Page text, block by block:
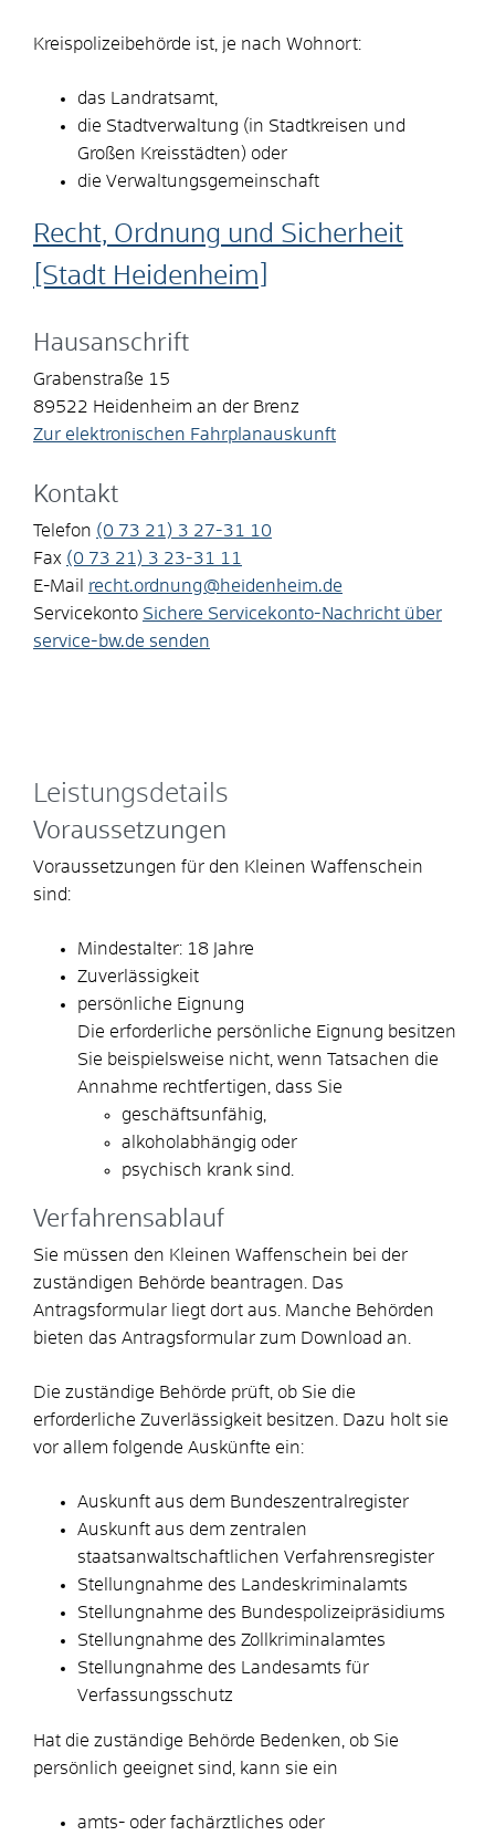
Kreispolizeibehörde ist, je nach Wohnort:
das Landratsamt,
die Stadtverwaltung (in Stadtkreisen und
Großen Kreisstädten) oder
die Verwaltungsgemeinschaft
Recht, Ordnung und Sicherheit
[Stadt Heidenheim]
Hausanschrift
Grabenstraße 15
89522 Heidenheim an der Brenz
Zur elektronischen Fahrplanauskunft
Kontakt
Telefon (0 73 21) 3 27-31
10
Fax (0 73 21) 3 23-31
11
E-Mail
recht.ordnung@heidenheim.de
Servicekonto Sichere Servicekonto-Nachricht über
service-bw.de senden
Leistungsdetails
Voraussetzungen
Voraussetzungen für den Kleinen Waffenschein
sind:
Mindestalter: 18 Jahre
Zuverlässigkeit
persönliche Eignung
Die erforderliche persönliche Eignung besitzen
Sie beispielsweise nicht, wenn Tatsachen die
Annahme rechtfertigen, dass Sie
geschäftsunfähig,
alkoholabhängig oder
psychisch krank sind.
Verfahrensablauf
Sie müssen den Kleinen Waffenschein bei der
zuständigen Behörde beantragen.
Das
Antragsformular liegt dort aus. Manche Behörden
bieten das Antragsformular zum Download an.
Die zuständige Behörde prüft, ob Sie die
erforderliche Zuverlässigkeit besitzen. Dazu holt sie
vor allem folgende Auskünfte ein:
Auskunft aus dem Bundeszentralregister
Auskunft aus dem zentralen
staatsanwaltschaftlichen Verfahrensregister
Stellungnahme des Landeskriminalamts
Stellungnahme des Bundespolizeipräsidiums
Stellungnahme des Zollkriminalamtes
Stellungnahme des Landesamts für
Verfassungsschutz
Hat die zuständige Behörde Bedenken, ob Sie
persönlich geeignet sind, kann sie ein
amts- oder fachärztliches oder